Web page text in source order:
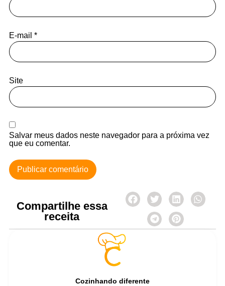
E-mail *
Site
Salvar meus dados neste navegador para a próxima vez
que eu comentar.
Compartilhe essa
receita
Cozinhando diferente